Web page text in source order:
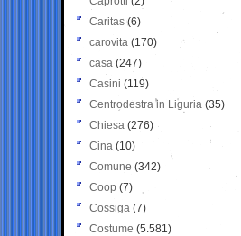
Caritas (6)
carovita (170)
casa (247)
Casini (119)
Centrodestra in Liguria (35)
Chiesa (276)
Cina (10)
Comune (342)
Coop (7)
Cossiga (7)
Costume (5.581)